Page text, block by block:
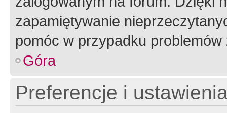
zapamiętywanie
pomóc w przypadku
Góra
Preferencje i